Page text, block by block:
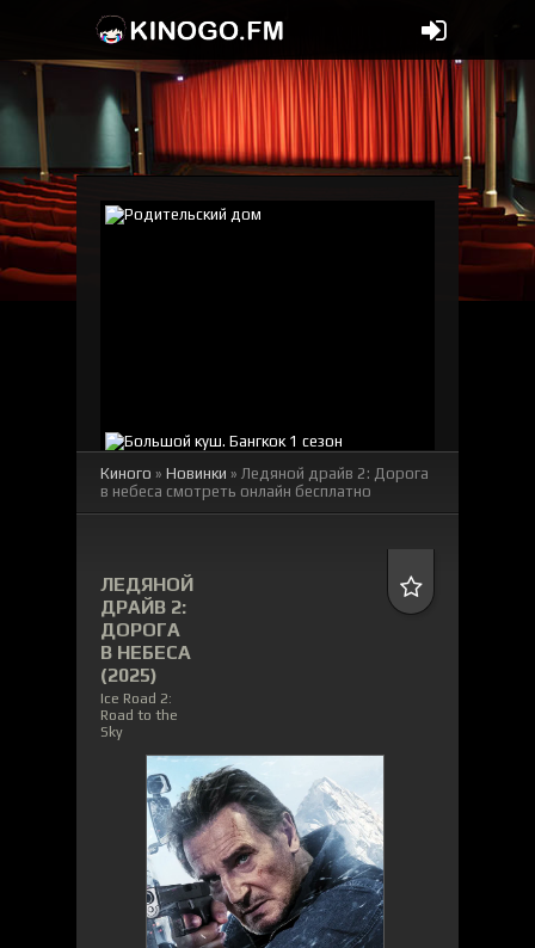
Киного » Новинки » Ледяной драйв 2: Дорога
в небеса смотреть онлайн бесплатно
ЛЕДЯНОЙ
ДРАЙВ 2:
ДОРОГА
В НЕБЕСА
(2025)
Ice Road 2:
Road to the
Sky